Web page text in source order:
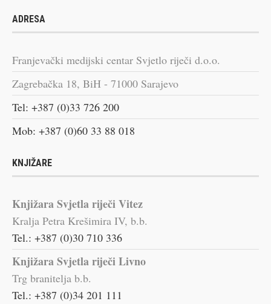
ADRESA
Franjevački medijski centar Svjetlo riječi d.o.o.
Zagrebačka 18, BiH - 71000 Sarajevo
Tel: +387 (0)33 726 200
Mob: +387 (0)60 33 88 018
KNJIŽARE
Knjižara Svjetla riječi Vitez
Kralja Petra Krešimira IV, b.b.
Tel.: +387 (0)30 710 336
Knjižara Svjetla riječi Livno
Trg branitelja b.b.
Tel.: +387 (0)34 201 111